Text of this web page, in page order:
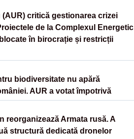
(AUR) critică gestionarea crizei
de la Complexul Energetic
în birocrație și restricții
biodiversitate nu apără
AUR a votat împotrivă
reorganizează Armata rusă. A
structură dedicată dronelor